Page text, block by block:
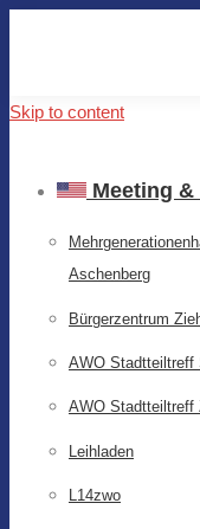
Skip to content
Meeting
Aschenberg
Bürgerzentrum
AWO Stadtteiltreff
AWO Stadtteiltreff
Leihladen
L14zwo